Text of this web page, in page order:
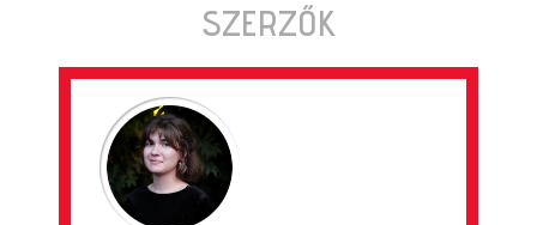
SZERZŐK